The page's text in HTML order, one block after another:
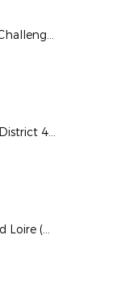
Instant PEF (n°1) - Le Challenge National PEF - immersion à la SA Guérande
Vidéo Rapport Moral District 44 - saison 2020/2021
Fit Foot avec le GF Sud Loire (01/05/21)